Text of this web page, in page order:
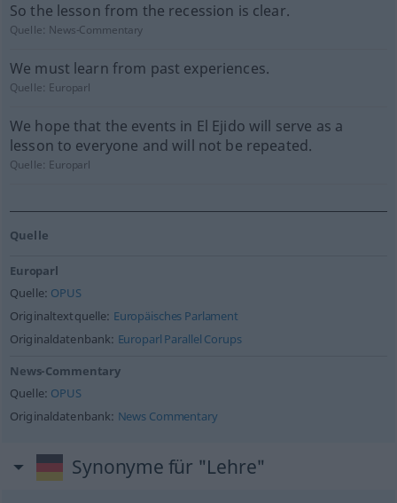
So the lesson from the recession is clear.
Quelle: News-Commentary
We must learn from past experiences.
Quelle: Europarl
We hope that the events in El Ejido will serve as a
lesson to everyone and will not be repeated.
Quelle: Europarl
Quelle
Europarl
Quelle: OPUS
Originaltextquelle: Europäisches Parlament
Originaldatenbank: Europarl Parallel Corups
News-Commentary
Quelle: OPUS
Originaldatenbank: News Commentary
Synonyme für "Lehre"